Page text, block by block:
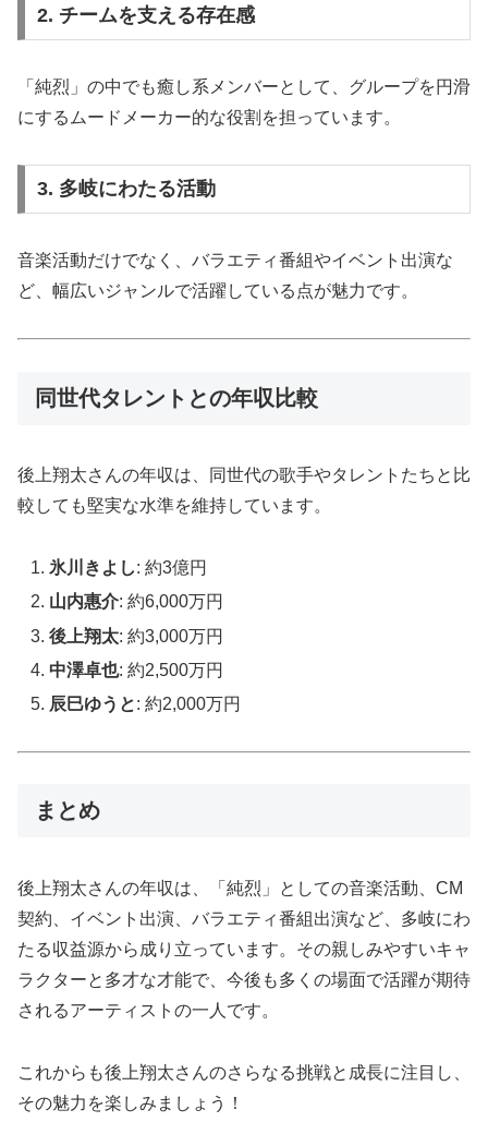
2. チームを支える存在感
「純烈」の中でも癒し系メンバーとして、グループを円滑
にするムードメーカー的な役割を担っています。
3. 多岐にわたる活動
音楽活動だけでなく、バラエティ番組やイベント出演な
ど、幅広いジャンルで活躍している点が魅力です。
同世代タレントとの年収比較
後上翔太さんの年収は、同世代の歌手やタレントたちと比
較しても堅実な水準を維持しています。
氷川きよし: 約3億円
山内惠介: 約6,000万円
後上翔太: 約3,000万円
中澤卓也: 約2,500万円
辰巳ゆうと: 約2,000万円
まとめ
後上翔太さんの年収は、「純烈」としての音楽活動、CM
契約、イベント出演、バラエティ番組出演など、多岐にわ
たる収益源から成り立っています。その親しみやすいキャ
ラクターと多才な才能で、今後も多くの場面で活躍が期待
されるアーティストの一人です。
これからも後上翔太さんのさらなる挑戦と成長に注目し、
その魅力を楽しみましょう！